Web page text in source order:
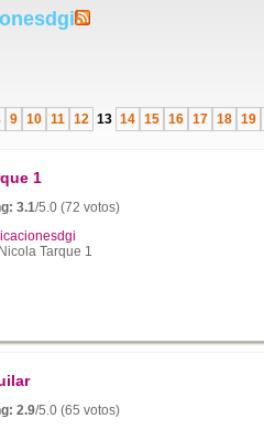
9 10 11 12 13 14 15 16 17 18 19
1
3.1/5.0 (72 votos)
Tarque 1
2.9/5.0 (65 votos)